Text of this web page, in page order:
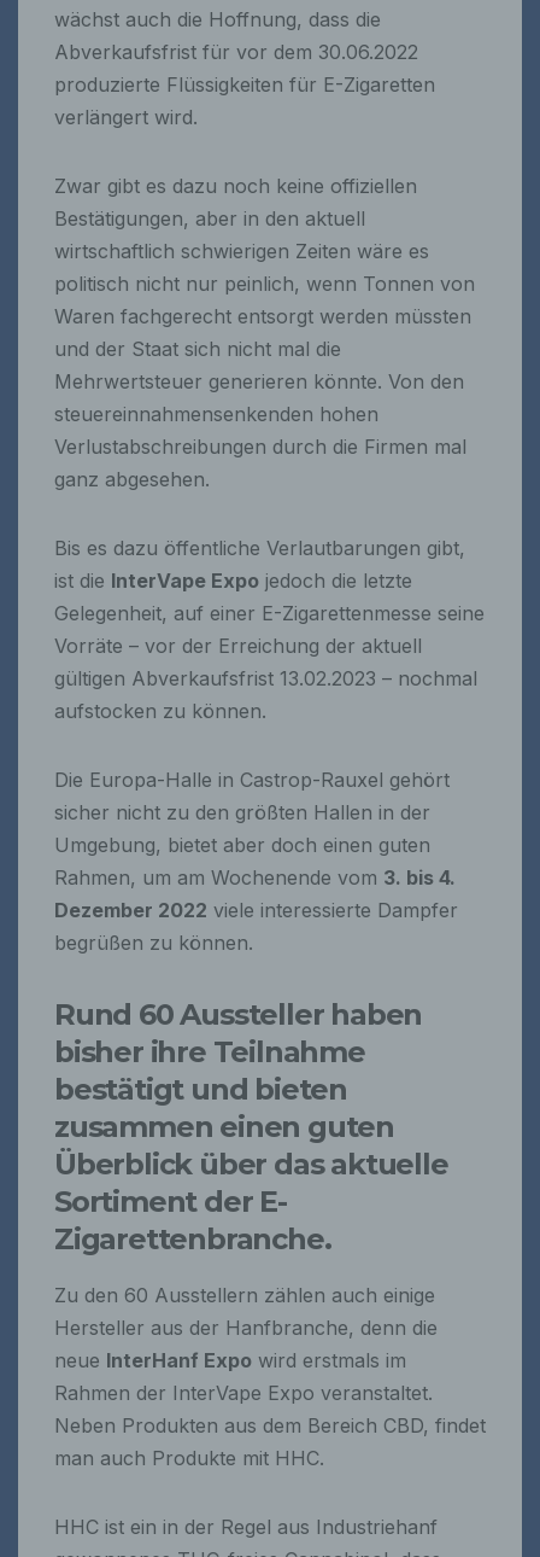
wächst auch die Hoffnung, dass die
Abverkaufsfrist für vor dem 30.06.2022
produzierte Flüssigkeiten für E-Zigaretten
verlängert wird.
Zwar gibt es dazu noch keine offiziellen
Bestätigungen, aber in den aktuell
wirtschaftlich schwierigen Zeiten wäre es
politisch nicht nur peinlich, wenn Tonnen von
Waren fachgerecht entsorgt werden müssten
und der Staat sich nicht mal die
Mehrwertsteuer generieren könnte. Von den
steuereinnahmensenkenden hohen
Verlustabschreibungen durch die Firmen mal
ganz abgesehen.
Bis es dazu öffentliche Verlautbarungen gibt,
ist die InterVape Expo jedoch die letzte
Gelegenheit, auf einer E-Zigarettenmesse seine
Vorräte – vor der Erreichung der aktuell
gültigen Abverkaufsfrist 13.02.2023 – nochmal
aufstocken zu können.
Die Europa-Halle in Castrop-Rauxel gehört
sicher nicht zu den größten Hallen in der
Umgebung, bietet aber doch einen guten
Rahmen, um am Wochenende vom 3. bis 4.
Dezember 2022 viele interessierte Dampfer
begrüßen zu können.
Rund 60 Aussteller haben
bisher ihre Teilnahme
bestätigt und bieten
zusammen einen guten
Überblick über das aktuelle
Sortiment der E-
Zigarettenbranche.
Zu den 60 Ausstellern zählen auch einige
Hersteller aus der Hanfbranche, denn die
neue InterHanf Expo wird erstmals im
Rahmen der InterVape Expo veranstaltet.
Neben Produkten aus dem Bereich CBD, findet
man auch Produkte mit HHC.
HHC ist ein in der Regel aus Industriehanf